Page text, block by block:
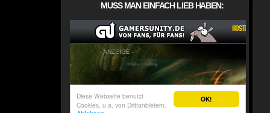
MUSS MAN EINFACH LIEB HABEN: